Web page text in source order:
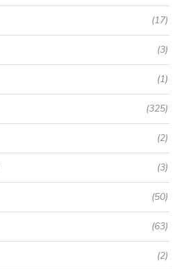
(17)
(3)
(1)
(325)
(2)
(3)
(50)
(63)
(2)